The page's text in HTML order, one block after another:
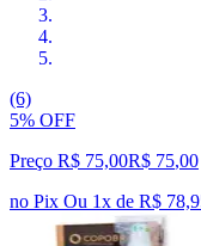
(6)
5% OFF
Preço R$ 75,00R$ 75,00
no Pix Ou 1x de R$